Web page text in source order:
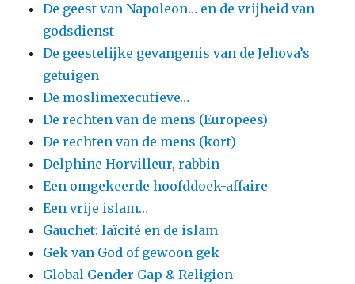
De geest van Napoleon… en de vrijheid van
godsdienst
De geestelijke gevangenis van de Jehova’s
getuigen
De moslimexecutieve…
De rechten van de mens (Europees)
De rechten van de mens (kort)
Delphine Horvilleur, rabbin
Een omgekeerde hoofddoek-affaire
Een vrije islam…
Gauchet: laïcité en de islam
Gek van God of gewoon gek
Global Gender Gap & Religion